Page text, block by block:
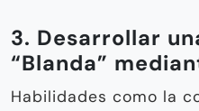
3. Desarrollar
“Blanda”
Habilidades como la